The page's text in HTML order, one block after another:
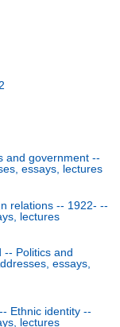
and government --
essays, lectures
relations -- 1922- --
lectures
-- Politics and
essays,
Ethnic identity --
lectures